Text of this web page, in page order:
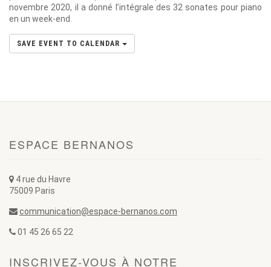
novembre 2020, il a donné l’intégrale des 32 sonates pour piano
en un week-end.
SAVE EVENT TO CALENDAR
ESPACE BERNANOS
4 rue du Havre
75009 Paris
communication@espace-bernanos.com
01 45 26 65 22
INSCRIVEZ-VOUS À NOTRE